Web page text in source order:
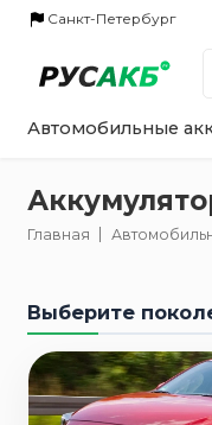
Санкт-Петербург
Автомобильные
Главная
Выберите